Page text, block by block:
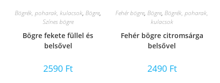
Bögrék, poharak, kulacsok,Bögre,
Színes bögre
Bögre fekete füllel és
belsővel
2590 Ft
Fehér bögre,Bögre,Bögrék, poharak,
kulacsok
Fehér bögre citromsárga
belsővel
2490 Ft